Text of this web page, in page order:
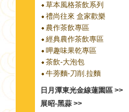
草本風格茶飲系列
禮尚往來 盒家歡樂
農作茶飲專區
經典農作茶飲專區
呷趣味果乾專區
茶飲-大泡包
牛蒡麵-刀削.拉麵
日月潭東光金線蓮園區 >>
展昭-黑蒜 >>